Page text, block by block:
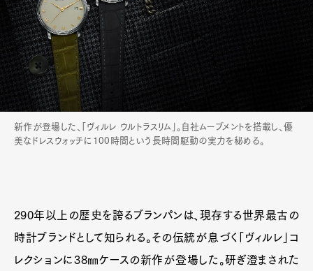
新作が登場した、「ヴィルレ ウルトラスリム」。自社ムーブメントを搭載し、優
美なドレスウォッチに100時間という長時間駆動の実力を秘める。
290年以上の歴史を誇るブランパンは、現存する世界最古の
時計ブランドとして知られる。その伝統が息づく「ヴィルレ」コ
レクションに38㎜ケースの新作が登場した。研ぎ澄まされた